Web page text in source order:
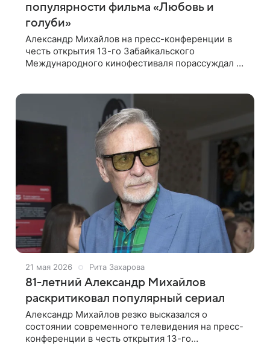
популярности фильма «Любовь и
голуби»
Александр Михайлов на пресс-конференции в
честь открытия 13-го Забайкальского
Международного кинофестиваля порассуждал о
21 мая 2026 Рита Захарова
81-летний Александр Михайлов
раскритиковал популярный сериал
Александр Михайлов резко высказался о
состоянии современного телевидения на пресс-
конференции в честь открытия 13-го